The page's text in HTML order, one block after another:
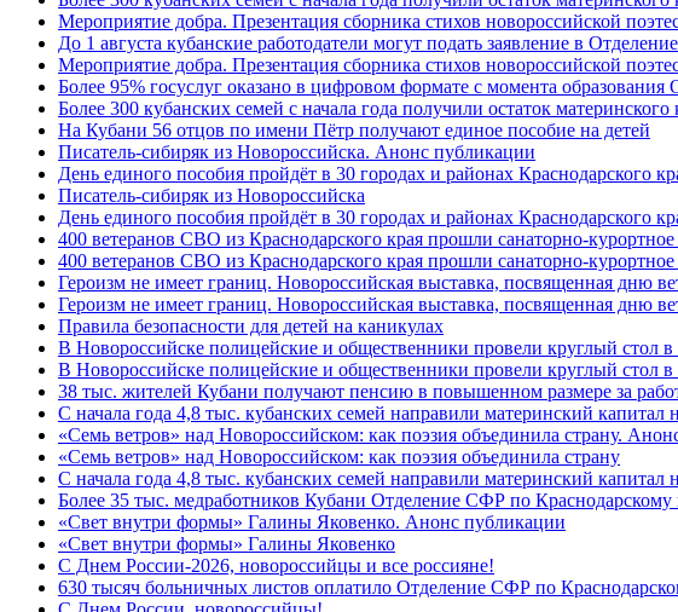
Мероприятие добра. Презентация сборника стихов новороссийской
До 1 августа кубанские работодатели могут подать заявление в
Мероприятие добра. Презентация сборника стихов новороссийской
Более 95% госуслуг оказано в цифровом формате с момента
Более 300 кубанских семей с начала года получили остаток материнского
На Кубани 56 отцов по имени Пётр получают единое пособие на детей
Писатель-сибиряк из Новороссийска. Анонс публикации
День единого пособия пройдёт в 30 городах и районах Краснодарского
Писатель-сибиряк из Новороссийска
День единого пособия пройдёт в 30 городах и районах Краснодарского
400 ветеранов СВО из Краснодарского края прошли санаторно-
400 ветеранов СВО из Краснодарского края прошли санаторно-
Героизм не имеет границ. Новороссийская выставка, посвященная дню
Героизм не имеет границ. Новороссийская выставка, посвященная дню
Правила безопасности для детей на каникулах
В Новороссийске полицейские и общественники провели круглый стол
В Новороссийске полицейские и общественники провели круглый стол
38 тыс. жителей Кубани получают пенсию в повышенном размере за
С начала года 4,8 тыс. кубанских семей направили материнский
«Семь ветров» над Новороссийском: как поэзия объединила страну.
«Семь ветров» над Новороссийском: как поэзия объединила страну
С начала года 4,8 тыс. кубанских семей направили материнский
Более 35 тыс. медработников Кубани Отделение СФР по
«Свет внутри формы» Галины Яковенко. Анонс публикации
«Свет внутри формы» Галины Яковенко
C Днем России-2026, новороссийцы и все россияне!
630 тысяч больничных листов оплатило Отделение СФР по